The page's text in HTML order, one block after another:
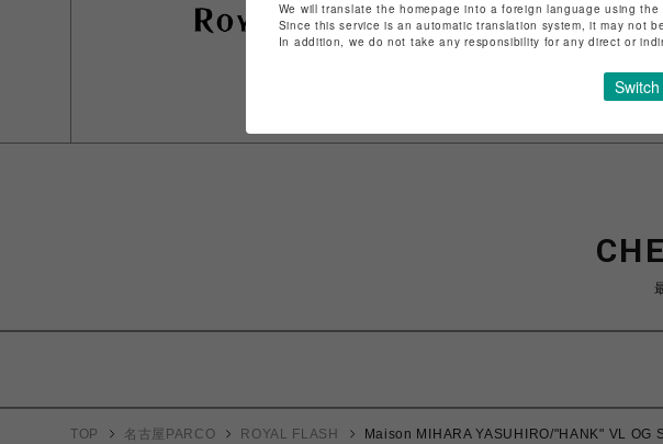
特定商取引法など法令
ショップお問い合わせは
TOP 名古屋PARCO ROYAL FLASH Maison MIHARA YASUHIRO/"HANK" VL
We will translate the homepage into a foreign language using
Since this service is an automatic translation system, it may not
In addition, we do not take any responsibility for any direct or